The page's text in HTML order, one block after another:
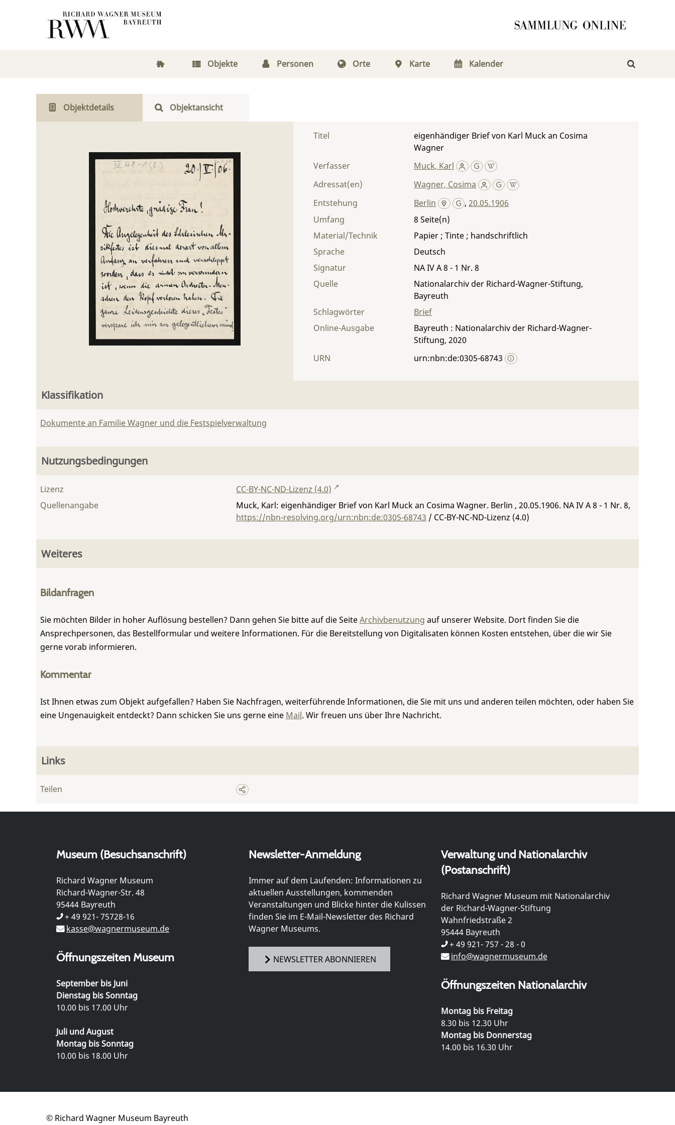
Objekte Personen Orte Karte Kalender
Objektdetails Objektansicht
Titel
eigenhändiger Brief von Karl Muck an Cosima
Wagner
Verfasser
Muck, Karl
Adressat(en)
Wagner, Cosima
Entstehung
Berlin ,20.05.1906
Umfang
8
Material/Technik
Papier ; Tinte ; handschriftlich
Sprache
Deutsch
Signatur
NA IV A 8 - 1 Nr. 8
Quelle
Nationalarchiv der Richard-Wagner-Stiftung,
Bayreuth
Schlagwörter
Brief
Online-Ausgabe
Bayreuth : Nationalarchiv der Richard-Wagner-
Stiftung, 2020
URN
urn:nbn:de:0305-68743
Klassifikation
Dokumente an Familie Wagner und die Festspielverwaltung
Nutzungsbedingungen
Lizenz
CC-BY-NC-ND-Lizenz (4.0)
Quellenangabe
Muck, Karl: eigenhändiger Brief von Karl Muck an Cosima Wagner. Berlin , 20.05.1906. NA IV A 8 - 1 Nr. 8,
https://nbn-resolving.org/urn:nbn:de:0305-68743 / CC-BY-NC-ND-Lizenz (4.0)
Weiteres
Bildanfragen
Sie möchten Bilder in hoher Auflösung bestellen? Dann gehen Sie bitte auf die SeiteArchivbenutzung auf unserer Website. Dort finden Sie die
Ansprechpersonen, das Bestellformular und weitere Informationen. Für die Bereitstellung von Digitalisaten können Kosten entstehen, über die wir Sie
gerne vorab informieren.
Kommentar
Ist Ihnen etwas zum Objekt aufgefallen? Haben Sie Nachfragen, weiterführende Informationen, die Sie mit uns und anderen teilen möchten, oder haben Sie
eine Ungenauigkeit entdeckt? Dann schicken Sie uns gerne eine Mail. Wir freuen uns über Ihre Nachricht.
Links
Teilen
Museum (Besuchsanschrift)
Richard Wagner Museum
Richard-Wagner-Str. 48
95444 Bayreuth
+ 49 921- 75728-16
kasse@wagnermuseum.de
Öffnungszeiten Museum
September bis Juni
Dienstag bis Sonntag
10.00 bis 17.00 Uhr
Juli und August
Montag bis Sonntag
10.00 bis 18.00 Uhr
Newsletter-Anmeldung
Immer auf dem Laufenden: Informationen zu
aktuellen Ausstellungen, kommenden
Veranstaltungen und Blicke hinter die Kulissen
finden Sie im E-Mail-Newsletter des Richard
Wagner Museums.
NEWSLETTER ABONNIEREN
Verwaltung und Nationalarchiv
(Postanschrift)
Richard Wagner Museum mit Nationalarchiv
der Richard-Wagner-Stiftung
Wahnfriedstraße 2
95444 Bayreuth
+ 49 921- 757 - 28 - 0
info@wagnermuseum.de
Öffnungszeiten Nationalarchiv
Montag bis Freitag
8.30 bis 12.30 Uhr
Montag bis Donnerstag
14.00 bis 16.30 Uhr
© Richard Wagner Museum Bayreuth